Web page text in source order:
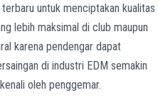
untuk menciptakan kualitas
lebih maksimal di club maupun
karena pendengar dapat
di industri EDM semakin
oleh penggemar.